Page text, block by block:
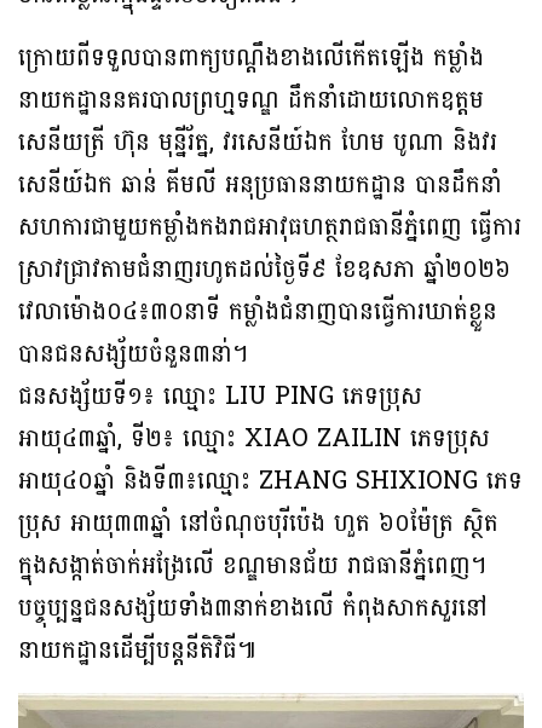
ក្រោយពីទទួលបានពាក្យបណ្តឹងខាងលើកើតឡើង កម្លាំង
នាយកដ្ឋាននគរបាលព្រហ្មទណ្ឌ ដឹកនាំដោយលោកឧត្តម
សេនីយត្រី ហ៊ុន មុន្នីរ័ត្ន, វរសេនីយ៍ឯក ហែម បូណា និងវរ
សេនីយ៍ឯក ឆាន់ គីមលី អនុប្រធាននាយកដ្ឋាន បានដឹកនាំ
សហការជាមួយកម្លាំងកងរាជអាវុធហត្ថរាជធានីភ្នំពេញ ធ្វើការ
ស្រាវជ្រាវតាមជំនាញរហូតដល់ថ្ងៃទី៩ ខែឧសភា ឆ្នាំ២០២៦
វេលាម៉ោង០៤៖៣០នាទី កម្លាំងជំនាញបានធ្វើការឃាត់ខ្លួន
បានជនសង្ស័យចំនួន៣នា់។
ជនសង្ស័យទី១៖ ឈ្មោះ LIU PING ភេទប្រុស
អាយុ៤៣ឆ្នាំ, ទី២៖ ឈ្មោះ XIAO ZAILIN ភេទប្រុស
អាយុ៤០ឆ្នាំ និងទី៣៖ឈ្មោះ ZHANG SHIXIONG ភេទ
ប្រុស អាយុ៣៣ឆ្នាំ នៅចំណុចបុរីប៉េង ហួត ៦០ម៉ែត្រ ស្ថិត
ក្នុងសង្កាត់ចាក់អង្រែលើ ខណ្ឌមានជ័យ រាជធានីភ្នំពេញ។
បច្ចុប្បន្នជនសង្ស័យទាំង៣នាក់ខាងលើ កំពុងសាកសួរនៅ
នាយកដ្ឋានដើម្បីបន្តនីតិវិធី៕